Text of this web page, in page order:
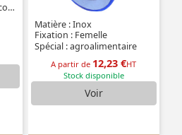
Profil : Brosse - support conique
Matière : Inox
Fixation : Femelle
Spécial : agroalimentaire
A partir de 12,23 €HT
Stock disponible
Voir